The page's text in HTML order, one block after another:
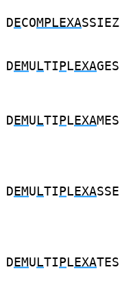
D ECOMPLEXASSIEZ
D EMU LTI P L EXAGES
D EMU LTI P L EXAMES
D EMU LTI P L EXASSE
D EMU LTI P L EXATES